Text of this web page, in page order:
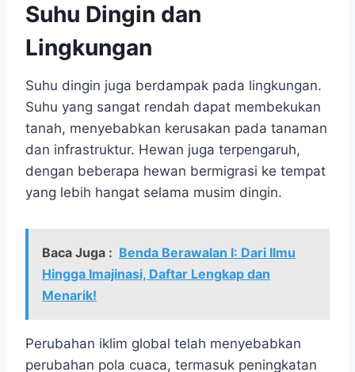
Suhu Dingin dan
Lingkungan
Suhu dingin juga berdampak pada lingkungan.
Suhu yang sangat rendah dapat membekukan
tanah, menyebabkan kerusakan pada tanaman
dan infrastruktur. Hewan juga terpengaruh,
dengan beberapa hewan bermigrasi ke tempat
yang lebih hangat selama musim dingin.
Baca Juga : Benda Berawalan I: Dari Ilmu
Hingga Imajinasi, Daftar Lengkap dan
Menarik!
Perubahan iklim global telah menyebabkan
perubahan pola cuaca, termasuk peningkatan